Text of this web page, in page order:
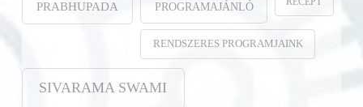
PRABHUPADA PROGRAMAJÁNLÓ RECEPT
RENDSZERES PROGRAMJAINK
SIVARAMA SWAMI